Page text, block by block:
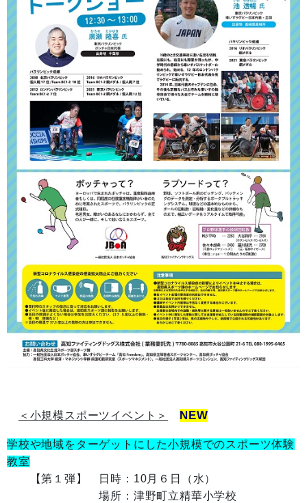
＜小規模スポーツイベント＞ NEW
学校や地域をターゲットにした小規模でのスポーツ体験
教室
【第１弾】 日時：10月６日（水）
場所：津野町立精華小学校